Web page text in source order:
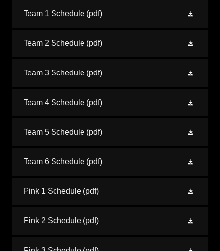
Team 1 Schedule (pdf)
Team 2 Schedule (pdf)
Team 3 Schedule (pdf)
Team 4 Schedule (pdf)
Team 5 Schedule (pdf)
Team 6 Schedule (pdf)
Pink 1 Schedule (pdf)
Pink 2 Schedule (pdf)